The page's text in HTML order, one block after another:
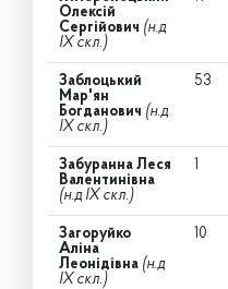
Олексій
Сергійович (н.д
IX скл.)
Заблоцький
Мар'ян
Богданович (н.д
IX скл.)
53
Забуранна Леся
Валентинівна
(н.д IX скл.)
1
Загоруйко
Аліна
Леонідівна (н.д
IX скл.)
10